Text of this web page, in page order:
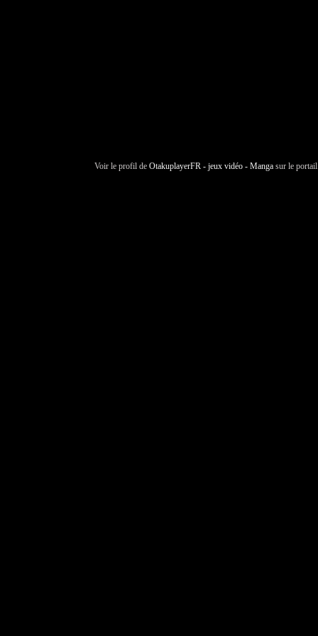
Voir le profil de OtakuplayerFR - jeux vidéo - Manga sur le